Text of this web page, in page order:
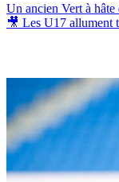
Un ancien Vert à
🎥 Les U17 allument